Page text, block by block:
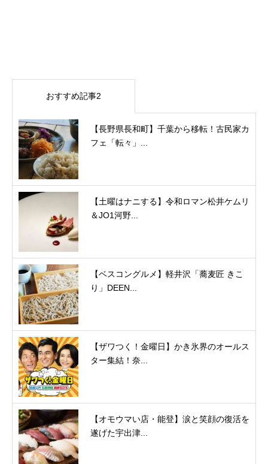
おすすめ記事2
【長野県長和町】千葉から移転！古民家カ
フェ「転々」...
【土曜はナニする】令和ロマン松井ケムリ
＆JO1河野...
【ベスコングルメ】軽井沢「蕎麦匠 きこ
り」DEEN...
【ザワつく！金曜日】かき氷界のオールス
ター集結！奈...
【オモウマい店・能登】涙と笑顔の復活を
遂げた宇出津...